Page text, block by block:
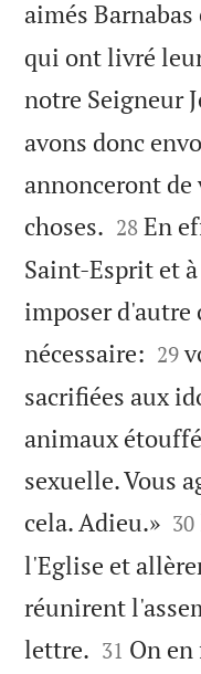
aimés
qui ont livré
notre Seigneur
avons donc
annonceront de
choses. 

28 En
Saint-Esprit et
imposer d'autre
nécessaire: 

29
sacrifiées aux
animaux
sexuelle. Vous
cela. Adieu.»
30
l'Eglise et
réunirent
lettre. 

31 On